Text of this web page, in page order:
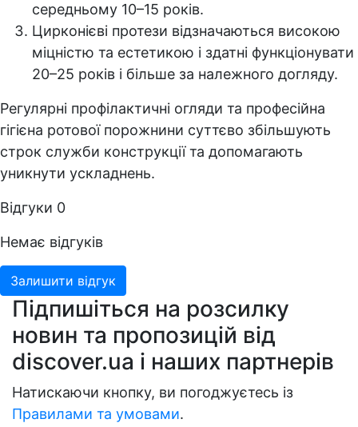
середньому 10–15 років.
Цирконієві протези відзначаються високою
міцністю та естетикою і здатні функціонувати
20–25 років і більше за належного догляду.
Регулярні профілактичні огляди та професійна
гігієна ротової порожнини суттєво збільшують
строк служби конструкції та допомагають
уникнути ускладнень.
Відгуки 0
Немає відгуків
Залишити відгук
Підпишіться на розсилку
новин та пропозицій від
discover.ua і наших партнерів
Натискаючи кнопку, ви погоджуєтесь із
Правилами та умовами.